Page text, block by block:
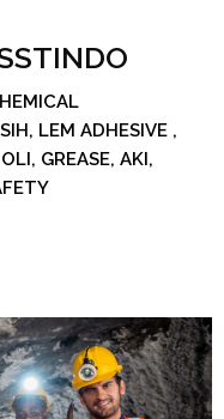
LEM ADHESIVE ,
GREASE, AKI,